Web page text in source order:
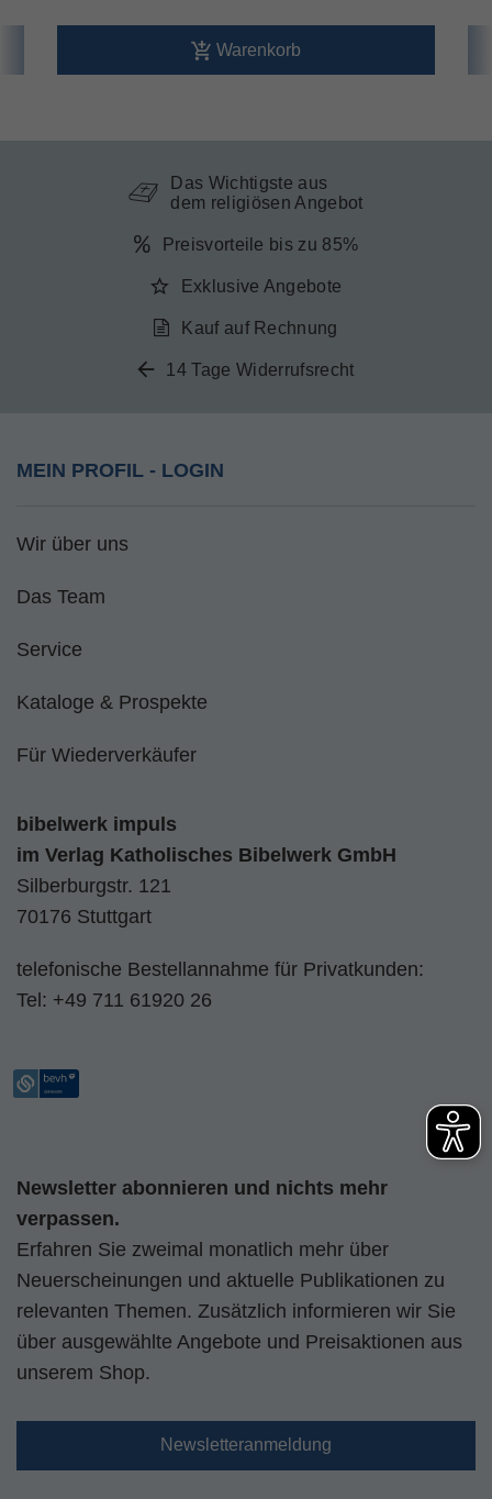
Warenkorb
Das Wichtigste aus
dem religiösen Angebot
Preisvorteile bis zu 85%
Exklusive Angebote
Kauf auf Rechnung
14 Tage Widerrufsrecht
MEIN PROFIL - LOGIN
Wir über uns
Das Team
Service
Kataloge & Prospekte
Für Wiederverkäufer
bibelwerk impuls
im Verlag Katholisches Bibelwerk GmbH
Silberburgstr. 121
70176 Stuttgart
telefonische Bestellannahme für Privatkunden:
Tel: +49 711 61920 26
Newsletter abonnieren und nichts mehr
verpassen.
Erfahren Sie zweimal monatlich mehr über
Neuerscheinungen und aktuelle Publikationen zu
relevanten Themen. Zusätzlich informieren wir Sie
über ausgewählte Angebote und Preisaktionen aus
unserem Shop.
Newsletteranmeldung